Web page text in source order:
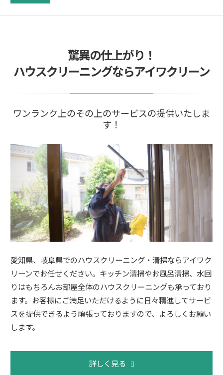
驚異の仕上がり！
ハウスクリーニングならアイワクリーン
ワンランク上のその上のサービスの提供いたしま
す！
愛知県、岐阜県でのハウスクリーニング・清掃ならアイワク
リーンでお任せください。キッチン清掃やお風呂清掃、水回
りはもちろんお部屋全体のハウスクリーニングも承っており
ます。お客様にご満足いただけるように日々精進してサービ
スを提供できるよう頑張っておりますので、よろしくお願い
します。
詳しく見る